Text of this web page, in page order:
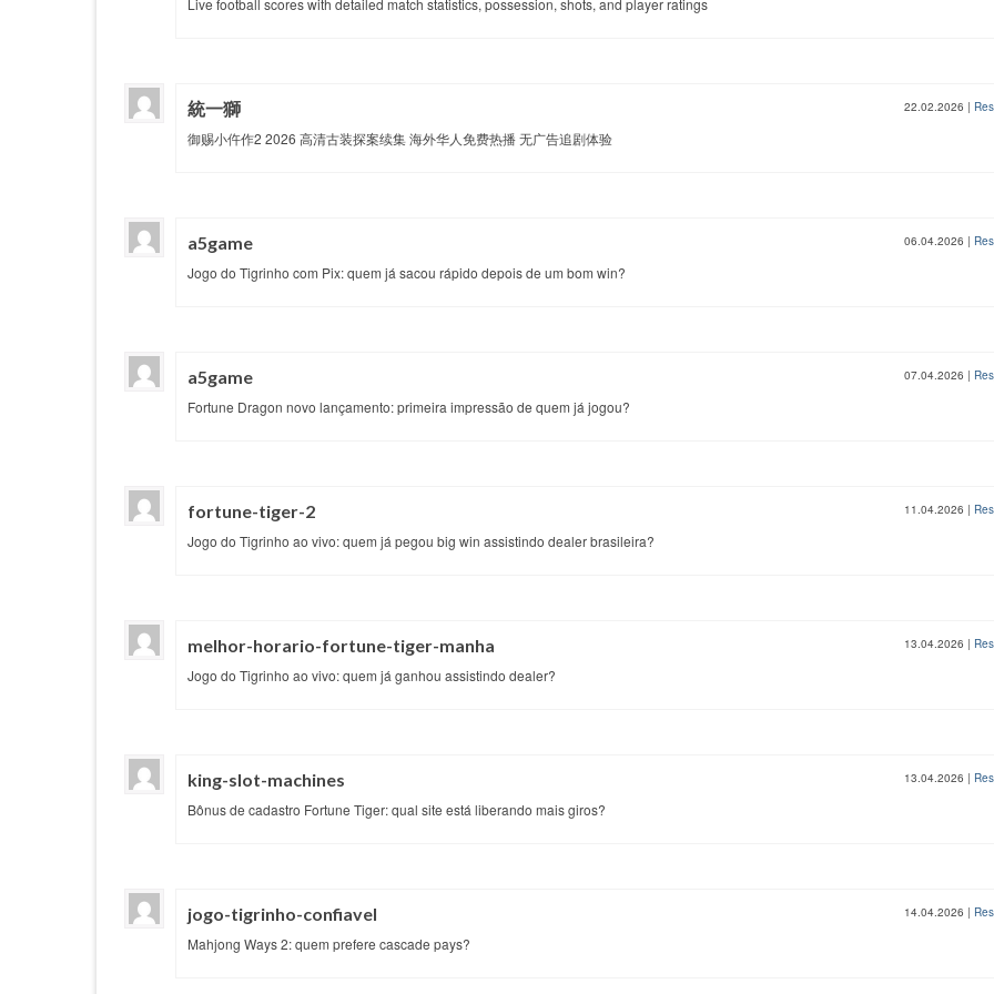
Live football scores with detailed match statistics, possession, shots, and player ratings
統一獅 22.02.2026 |
御赐小仵作2 2026 高清古装探案续集 海外华人免费热播 无广告追剧体验
a5game 06.04.2026 |
Jogo do Tigrinho com Pix: quem já sacou rápido depois de um bom win?
a5game 07.04.2026 |
Fortune Dragon novo lançamento: primeira impressão de quem já jogou?
fortune-tiger-2 11.04.2026 |
Jogo do Tigrinho ao vivo: quem já pegou big win assistindo dealer brasileira?
melhor-horario-fortune-tiger-manha 13.04.2026 |
Jogo do Tigrinho ao vivo: quem já ganhou assistindo dealer?
king-slot-machines 13.04.2026 |
Bônus de cadastro Fortune Tiger: qual site está liberando mais giros?
jogo-tigrinho-confiavel 14.04.2026 |
Mahjong Ways 2: quem prefere cascade pays?